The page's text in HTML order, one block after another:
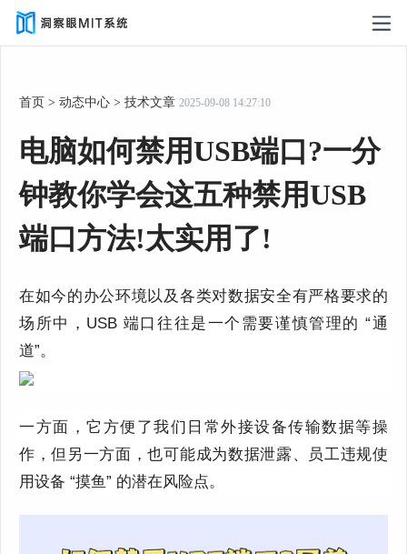
首页 > 动态中心 > 技术文章 2025-09-08 14:27:10
电脑如何禁用USB端口?一分
钟教你学会这五种禁用USB
端口方法!太实用了!
在如今的办公环境以及各类对数据安全有严格要求的
场所中，USB 端口往往是一个需要谨慎管理的 “通
道”。
一方面，它方便了我们日常外接设备传输数据等操
作，但另一方面，也可能成为数据泄露、员工违规使
用设备 “摸鱼” 的潜在风险点。